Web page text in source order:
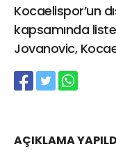
Kocaelispor’un
kapsamında
Jovanovic,
AÇIKLAMA